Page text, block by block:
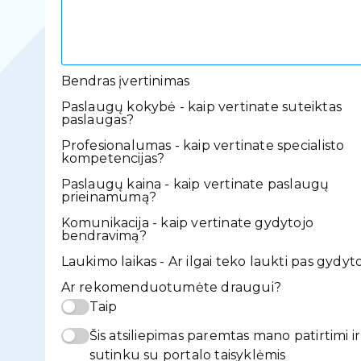
Bendras įvertinimas
Paslaugų kokybė - kaip vertinate suteiktas
paslaugas?
Profesionalumas - kaip vertinate specialisto
kompetencijas?
Paslaugų kaina - kaip vertinate paslaugų
prieinamumą?
Komunikacija - kaip vertinate gydytojo
bendravimą?
Laukimo laikas - Ar ilgai teko laukti pas
Ar rekomenduotumėte draugui?
Taip
Šis atsiliepimas paremtas mano patirtimi ir
sutinku su portalo taisyklėmis